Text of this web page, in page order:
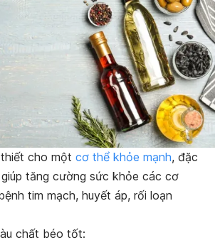
cho một cơ thể khỏe mạnh, đặc
tăng cường sức khỏe các cơ
tim mạch, huyết áp, rối loạn
chất béo tốt: